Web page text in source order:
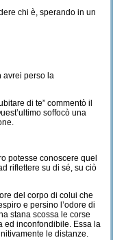
chi è, sperando in un
avrei perso la
di te” commentò il
soffocò una
potesse conoscere quel
riflettere su di sé, su ciò
del corpo di colui che
e persino l’odore di
stana scossa le corse
ed inconfondibile. Essa la
le distanze.